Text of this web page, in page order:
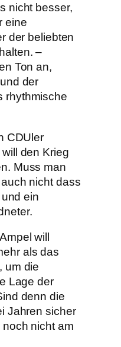
nicht besser,
eine
der beliebten
–
Ton an,
der
rhythmische
CDUler
den Krieg
Muss man
nicht dass
ein
will
als das
um die
Lage der
denn die
Jahren sicher
nicht am